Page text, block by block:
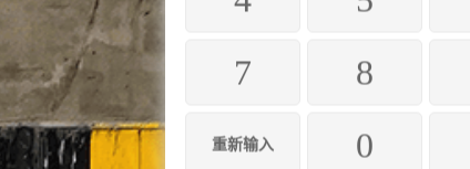
7
8
重新输入 0